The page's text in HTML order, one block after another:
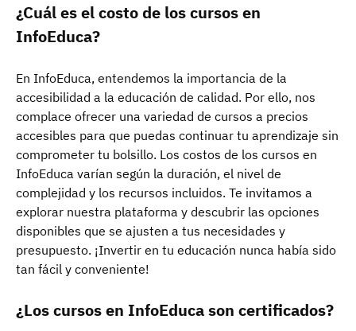
¿Cuál es el costo de los cursos en
InfoEduca?
En InfoEduca, entendemos la importancia de la
accesibilidad a la educación de calidad. Por ello, nos
complace ofrecer una variedad de cursos a precios
accesibles para que puedas continuar tu aprendizaje sin
comprometer tu bolsillo. Los costos de los cursos en
InfoEduca varían según la duración, el nivel de
complejidad y los recursos incluidos. Te invitamos a
explorar nuestra plataforma y descubrir las opciones
disponibles que se ajusten a tus necesidades y
presupuesto. ¡Invertir en tu educación nunca había sido
tan fácil y conveniente!
¿Los cursos en InfoEduca son certificados?